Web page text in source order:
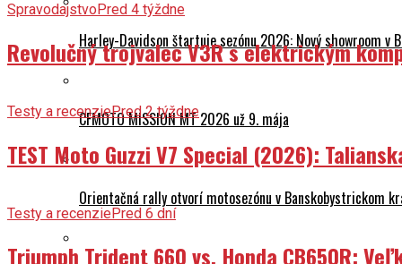
Harley-Davidson štartuje sezónu 2026: Nový showroom v
CFMOTO MISSION MT 2026 už 9. mája
Orientačná rally otvorí motosezónu v Banskobystrickom
SpravodajstvoPred 4 týždne
Revolučný trojvalec V3R s elektrickým
Testy a recenziePred 2 týždne
TEST Moto Guzzi V7 Special (2026):
Testy a recenziePred 6 dní
Triumph Trident 660 vs. Honda CB650R: